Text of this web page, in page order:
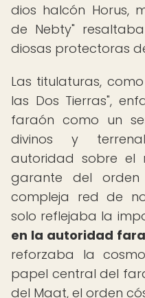
dios halcón Horus,
de Nebty"
diosas protectoras
Las titulaturas,
las Dos Tierras",
faraón como un
divinos y
autoridad sobre el
garante del
compleja red de
solo reflejaba la
en la autoridad
reforzaba la
papel central del
del Maat, el orden